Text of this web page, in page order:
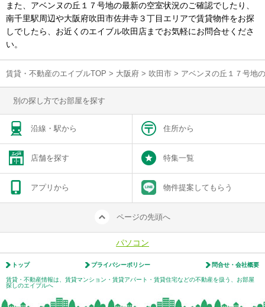
また、アベンヌの丘１７号地の最新の空室状況のご確認でしたり、
南千里駅周辺や大阪府吹田市佐井寺３丁目エリアで賃貸物件をお探
しでしたら、お近くのエイブル吹田店までお気軽にお問合せくださ
い。
賃貸・不動産のエイブルTOP > 大阪府 > 吹田市 > アベンヌの丘１７号地
別の探し方でお部屋を探す
沿線・駅から 住所から
店舗を探す 特集一覧
アプリから 物件提案してもらう
ページの先頭へ
パソコン
トップ プライバシーポリシー 問合せ・会社概要
賃貸・不動産情報は、賃貸マンション・賃貸アパート・賃貸住宅などの不動産を扱う、お部屋
探しのエイブルへ